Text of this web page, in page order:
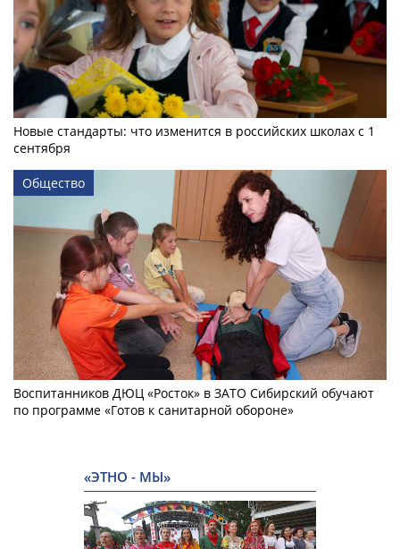
Новые стандарты: что изменится в российских школах с 1
сентября
Общество
Воспитанников ДЮЦ «Росток» в ЗАТО Сибирский обучают
по программе «Готов к санитарной обороне»
«ЭТНО - МЫ»